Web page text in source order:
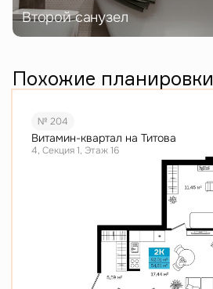
Второй санузел
Похожие планировки
№ 204
Витамин-квартал на Титова
4, Секция 1, Этаж 16